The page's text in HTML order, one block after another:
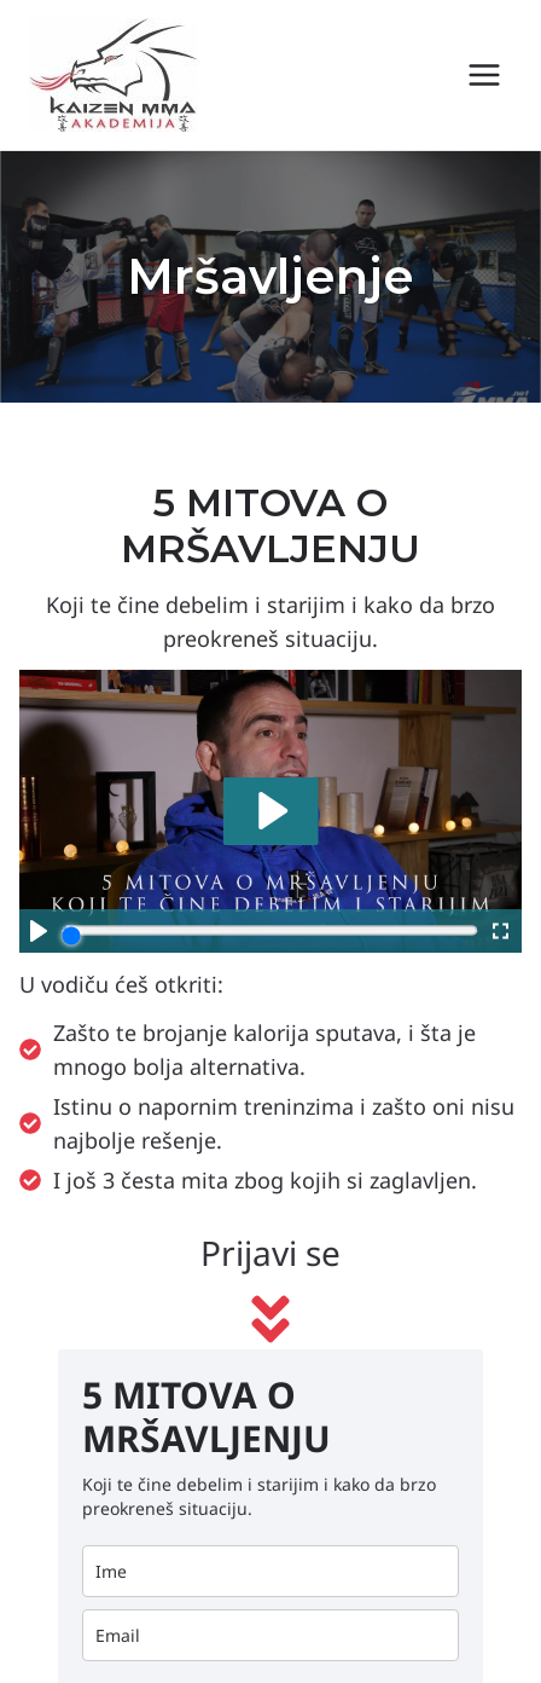
content
Mršavljenje
5 MITOVA O
MRŠAVLJENJU
Koji te čine debelim i starijim i kako da brzo
preokreneš situaciju.
U vodiču ćeš otkriti:
Zašto te brojanje kalorija sputava, i šta je
mnogo bolja alternativa.
Istinu o napornim treninzima i zašto oni nisu
najbolje rešenje.
I još 3 česta mita zbog kojih si zaglavljen.
Prijavi se
5 MITOVA O
MRŠAVLJENJU
Koji te čine debelim i starijim i kako da brzo
preokreneš situaciju.